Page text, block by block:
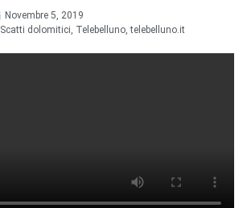
Novembre 5, 2019
Scatti dolomitici Telebelluno ,telebelluno.it